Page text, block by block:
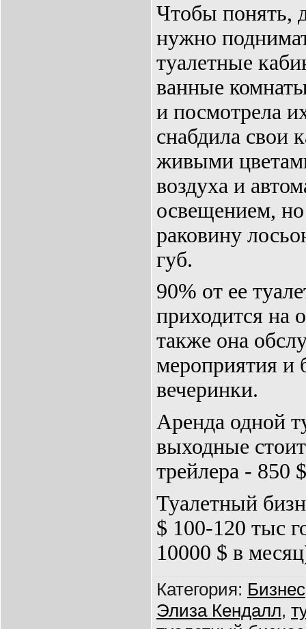
Чтобы понять,
нужно
туалетные
ванные
и посмотрела
снабдила свои
живыми
воздуха и
освещением,
раковину
губ.
90% от ее
приходится на
также она
мероприятия и
вечеринки.
Аренда одной
выходные
трейлера - 850
Туалетный
$ 100-120 тыс
10000 $ в
Категория: Бизнес
Элиза Кендалл,